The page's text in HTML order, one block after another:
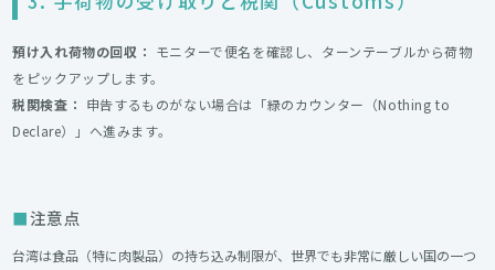
預け入れ荷物の回収： モニターで便名を確認し、ターンテーブルから荷物
をピックアップします。
税関検査： 申告するものがない場合は「緑のカウンター（Nothing to
Declare）」へ進みます。
注意点
台湾は食品（特に肉製品）の持ち込み制限が、世界でも非常に厳しい国の一つ